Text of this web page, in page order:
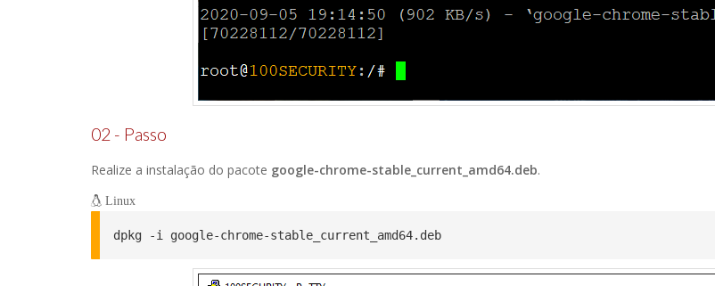
02 - Passo
Realize a instalação do pacote google-chrome-stable_current_amd64.deb.
Linux
dpkg -i google-chrome-stable_current_amd64.deb